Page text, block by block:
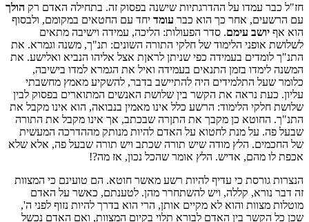
חז"ל כבר עמדו על ההדרגתיות שישנה בפסוק זה. בתחילה האדם רק הולך
עם הרשעים, אחר כך הוא כבר עומד יחד עם החטאים במקומם, ולבסוף
הוא אף יושב עימם. סדר הפעולות: הליכה, עמידה וישיבה מתאים
לשלושת אופני הלימוד של חלקי התורה השונים: תנ"ך, משנה וגמרא. את
התנ"ך לומדים בעמידה כפי שניתן לראןת אצל אליהו הנביא ואלישע. את
המשנה לימדו בזמן התנאים בעמידה ואיל את הגמרא למדו בישיבה,
כלומר שעל התלמידים היה להתיישב בדבר, להשקיע מאמץ מחשבתי
עליון. כעת נראה את הקשר בין שלושת האנשים המתוארים בפסוק לבין
שלושת חלקי הלימוד: הרשע כלל אינו מאמין בנבואה, הוא אינו מקבל את
התנ"ך. החוטא כן מקבך את התןרה שבכתב, אך אינו מקבל את התורה
שבעל פה. על מנת לחטוא על האדם להיות מנותק מההדרכה המעשית
של החכמים. הלץ מודה שיש תורה שכתב ויש תורה שבעל פה, אלא שלא
אכפת לו מהם, אדיש. הלץ אומר שהכל נכון, אז מה?!
הנצרות גורסת כי עדיף להיות רשע מאשר חוטא. הם טועינם כי המצוות
זה דבר נורא, קללה, ויש להשתחרר מהן. לטענתם, כאשר על האדם
מוטלות מצוות והוא לא מקיים אותן, הרי הוא בדרך להיות נזוף לפני ה',
שכן כל הקשר בין האדם לבורא תלוי בקיום המצוות, ואם האדם נכשל